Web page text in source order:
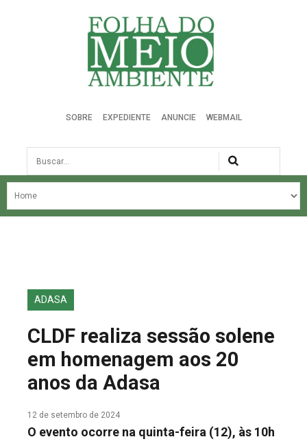
Folha do Meio Ambiente
SOBRE EXPEDIENTE ANUNCIE WEBMAIL
Busca
NOSSA HISTÓRIA
EDIÇÕES ANTERIORES
FALE CONOSCO
ADASA
CLDF realiza sessão solene
em homenagem aos 20
anos da Adasa
12 de setembro de 2024
O evento ocorre na quinta-feira (12), às 10h